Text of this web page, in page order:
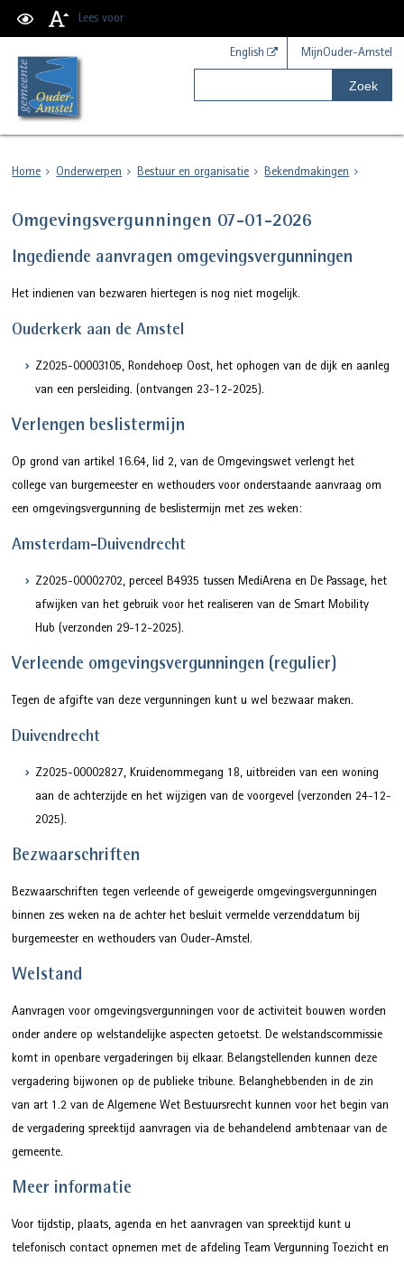
Lees voor
English MijnOuder-Amstel
Zoek
Home Onderwerpen Bestuur en organisatie Bekendmakingen
Omgevingsvergunningen 07-01-2026
Ingediende aanvragen omgevingsvergunningen
Het indienen van bezwaren hiertegen is nog niet mogelijk.
Ouderkerk aan de Amstel
Z2025-00003105, Rondehoep Oost, het ophogen van de dijk en aanleg
van een persleiding. (ontvangen 23-12-2025).
Verlengen beslistermijn
Op grond van artikel 16.64, lid 2, van de Omgevingswet verlengt het
college van burgemeester en wethouders voor onderstaande aanvraag om
een omgevingsvergunning de beslistermijn met zes weken:
Amsterdam-Duivendrecht
Z2025-00002702, perceel B4935 tussen MediArena en De Passage, het
afwijken van het gebruik voor het realiseren van de Smart Mobility
Hub (verzonden 29-12-2025).
Verleende omgevingsvergunningen (regulier)
Tegen de afgifte van deze vergunningen kunt u wel bezwaar maken.
Duivendrecht
Z2025-00002827, Kruidenommegang 18, uitbreiden van een woning
aan de achterzijde en het wijzigen van de voorgevel (verzonden 24-12-
2025).
Bezwaarschriften
Bezwaarschriften tegen verleende of geweigerde omgevingsvergunningen
binnen zes weken na de achter het besluit vermelde verzenddatum bij
burgemeester en wethouders van Ouder-Amstel.
Welstand
Aanvragen voor omgevingsvergunningen voor de activiteit bouwen worden
onder andere op welstandelijke aspecten getoetst. De welstandscommissie
komt in openbare vergaderingen bij elkaar. Belangstellenden kunnen deze
vergadering bijwonen op de publieke tribune. Belanghebbenden in de zin
van art 1.2 van de Algemene Wet Bestuursrecht kunnen voor het begin van
de vergadering spreektijd aanvragen via de behandelend ambtenaar van de
gemeente.
Meer informatie
Voor tijdstip, plaats, agenda en het aanvragen van spreektijd kunt u
telefonisch contact opnemen met de afdeling Team Vergunning Toezicht en